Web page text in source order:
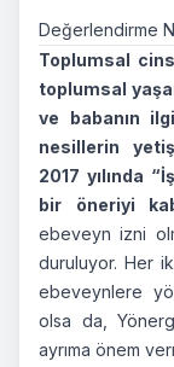
Değerlendirme
Toplumsal
toplumsal
ve babanın
nesillerin
2017 yılında
bir öneriyi
ebeveyn izni
duruluyor. Her
ebeveynlere
olsa da,
ayrıma önem